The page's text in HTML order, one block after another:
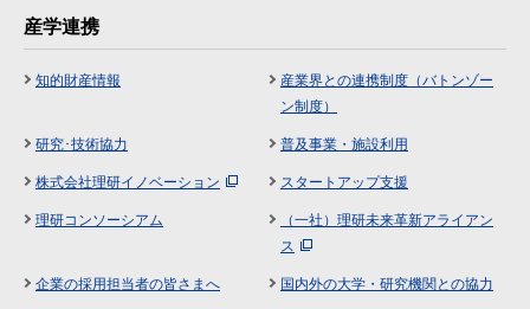
産学連携
知的財産情報
産業界との連携制度（バトンゾー
ン制度）
研究･技術協力 普及事業・施設利用
株式会社理研イノベーション スタートアップ支援
理研コンソーシアム
（一社）理研未来革新アライアン
ス
企業の採用担当者の皆さまへ 国内外の大学・研究機関との協力